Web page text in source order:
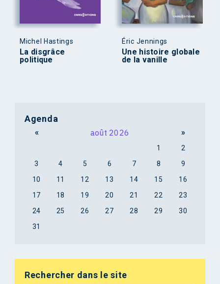
Michel Hastings
La disgrâce
politique
Éric Jennings
Une histoire globale
de la vanille
Agenda
« août 2026 »
1
2
3
4 5 6 7 8
9
10
11 12 13 14 15
16
17
18 19 20 21 22
23
24
25 26 27 28 29
30
31
Rechercher dans le site